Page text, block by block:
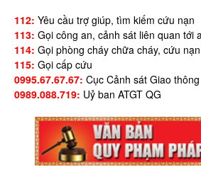
112: Yêu cầu trợ giúp, tìm kiếm cứu nạn
113: Gọi công an, cảnh sát liên quan tới
114: Gọi phòng cháy chữa cháy, cứu nạn
115: Gọi cấp cứu
0995.67.67.67: Cục Cảnh sát Giao thông
0989.088.719: Uỷ ban ATGT QG